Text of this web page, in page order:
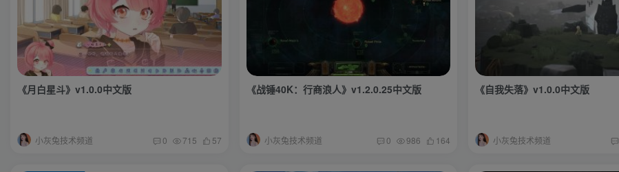
《月白星斗》v1.0.0中文版
小灰兔技术频道 0 715 57
《战锤40K：行商浪人》v1.2.0.25中文版
小灰兔技术频道 0 986 164
《自我失落》v1.0.0中文版
小灰兔技术频道